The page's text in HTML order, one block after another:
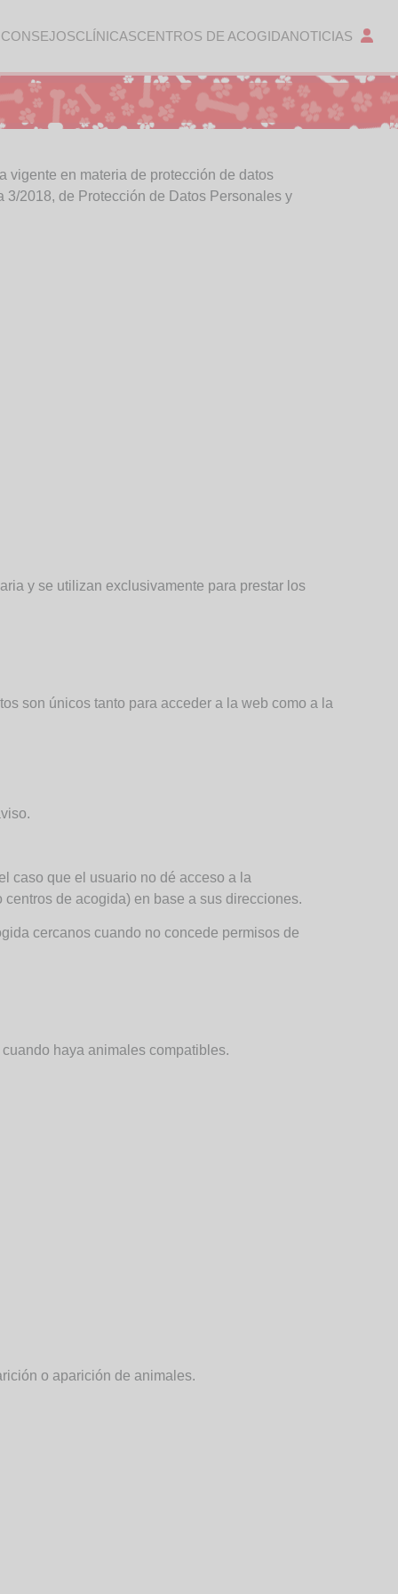
CLÍNICASCENTROS DE ACOGIDANOTICIAS
vigente en materia de protección de datos
2018, de Protección de Datos Personales y
y se utilizan exclusivamente para prestar los
son únicos tanto para acceder a la web como a la
caso que el usuario no dé acceso a la
de acogida) en base a sus direcciones.
cercanos cuando no concede permisos de
haya animales compatibles.
o aparición de animales.